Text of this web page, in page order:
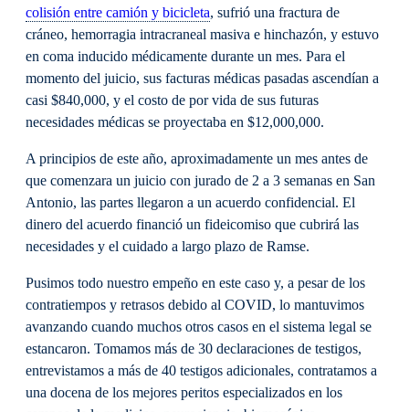
colisión entre camión y bicicleta, sufrió una fractura de
cráneo, hemorragia intracraneal masiva e hinchazón, y estuvo
en coma inducido médicamente durante un mes. Para el
momento del juicio, sus facturas médicas pasadas ascendían a
casi $840,000, y el costo de por vida de sus futuras
necesidades médicas se proyectaba en $12,000,000.
A principios de este año, aproximadamente un mes antes de
que comenzara un juicio con jurado de 2 a 3 semanas en San
Antonio, las partes llegaron a un acuerdo confidencial. El
dinero del acuerdo financió un fideicomiso que cubrirá las
necesidades y el cuidado a largo plazo de Ramse.
Pusimos todo nuestro empeño en este caso y, a pesar de los
contratiempos y retrasos debido al COVID, lo mantuvimos
avanzando cuando muchos otros casos en el sistema legal se
estancaron. Tomamos más de 30 declaraciones de testigos,
entrevistamos a más de 40 testigos adicionales, contratamos a
una docena de los mejores peritos especializados en los